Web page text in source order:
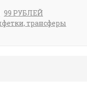
99 РУБЛЕЙ
трансферы